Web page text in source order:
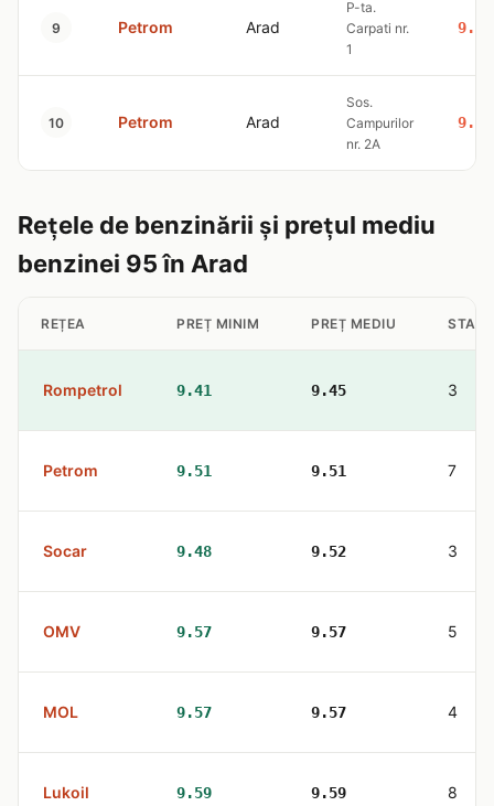
9 Petrom Arad
P-ta.
Carpati nr.
1
9.51
10 Petrom Arad
Sos.
Campurilor
nr. 2A
9.51
Rețele de benzinării și prețul mediu
benzinei 95 în Arad
REȚEA PREȚ MINIM PREȚ MEDIU
Rompetrol 9.41 9.45 3
Petrom 9.51 9.51 7
Socar 9.48 9.52 3
OMV 9.57 9.57 5
MOL 9.57 9.57 4
Lukoil 9.59 9.59 8